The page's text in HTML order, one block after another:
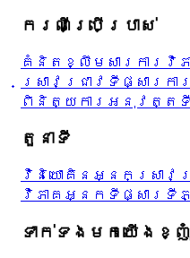
ករណីប្រើប្រាស់
គំនិតខ្លឹមសារ ការវិ
ស្រាវជ្រាវ​ទីផ្សារ ក
ពិនិត្យការអនុវត្ត
តួនាទី
វិនិយោគិន អ្នកស្រាវជ្
វិភាគ អ្នកទីផ្សារ ទី
ទាក់ទងមកយើងខ្ញុំ